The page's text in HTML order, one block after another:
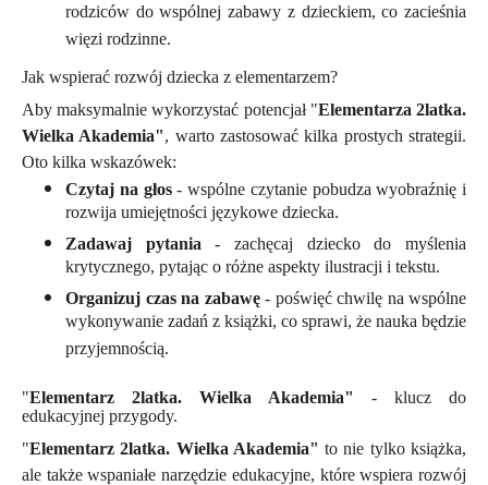
rodziców do wspólnej zabawy z dzieckiem, co zacieśnia
więzi rodzinne.
Jak wspierać rozwój dziecka z elementarzem?
Aby maksymalnie wykorzystać potencjał "Elementarza 2latka.
Wielka Akademia", warto zastosować kilka prostych strategii.
Oto kilka wskazówek:
Czytaj na głos- wspólne czytanie pobudza wyobraźnię i
rozwija umiejętności językowe dziecka.
Zadawaj pytania - zachęcaj dziecko do myślenia
krytycznego, pytając o różne aspekty ilustracji i tekstu.
Organizuj czas na zabawę- poświęć chwilę na wspólne
wykonywanie zadań z książki, co sprawi, że nauka będzie
przyjemnością.
"Elementarz 2latka. Wielka Akademia"
- klucz do
edukacyjnej przygody.
"Elementarz 2latka. Wielka Akademia" to nie tylko książka,
ale także wspaniałe narzędzie edukacyjne, które wspiera rozwój